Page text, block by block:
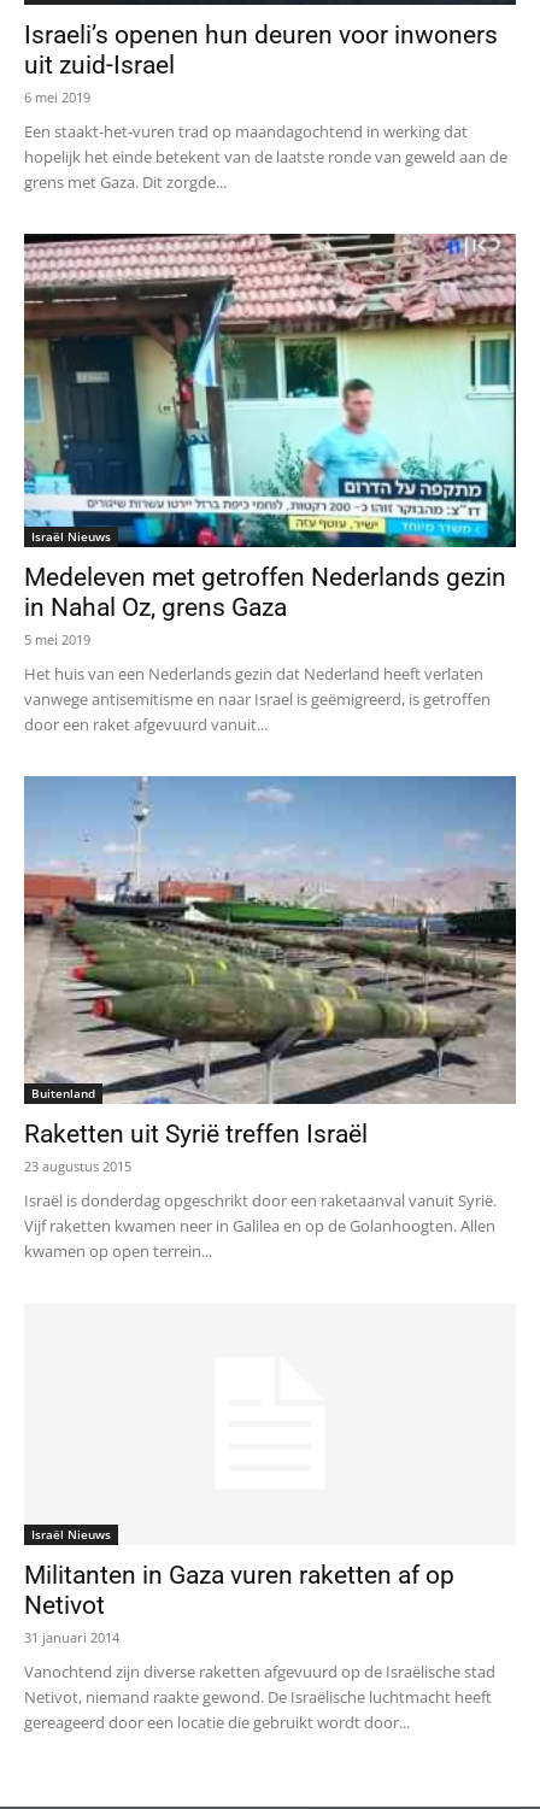
Israeli’s openen hun deuren voor inwoners
uit zuid-Israel
6 mei 2019
Een staakt-het-vuren trad op maandagochtend in werking dat
hopelijk het einde betekent van de laatste ronde van geweld aan de
grens met Gaza. Dit zorgde...
Israël Nieuws
Medeleven met getroffen Nederlands gezin
in Nahal Oz, grens Gaza
5 mei 2019
Het huis van een Nederlands gezin dat Nederland heeft verlaten
vanwege antisemitisme en naar Israel is geëmigreerd, is getroffen
door een raket afgevuurd vanuit...
Buitenland
Raketten uit Syrië treffen Israël
23 augustus 2015
Israël is donderdag opgeschrikt door een raketaanval vanuit Syrië.
Vijf raketten kwamen neer in Galilea en op de Golanhoogten. Allen
kwamen op open terrein...
Israël Nieuws
Militanten in Gaza vuren raketten af op
Netivot
31 januari 2014
Vanochtend zijn diverse raketten afgevuurd op de Israëlische stad
Netivot, niemand raakte gewond. De Israëlische luchtmacht heeft
gereageerd door een locatie die gebruikt wordt door...